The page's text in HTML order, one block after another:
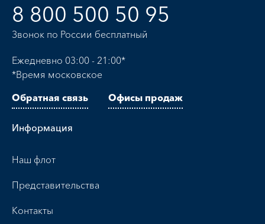
8 800 500 50 95
Звонок по России бесплатный
Ежедневно 03:00 - 21:00*
*Время московское
Обратная связь
Офисы продаж
Информация
Наш флот
Представительства
Контакты